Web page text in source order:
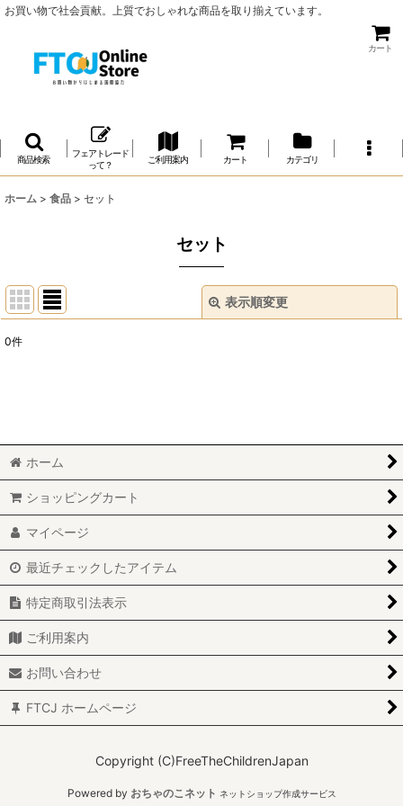
お買い物で社会貢献。上質でおしゃれな商品を取り揃えています。
カート
商品検索
フェアトレード
って？
ご利用案内 カート カテゴリ
ホーム > 食品 > セット
セット
表示順変更
0件
ホーム
ショッピングカート
マイページ
最近チェックしたアイテム
特定商取引法表示
ご利用案内
お問い合わせ
FTCJ ホームページ
Copyright (C)FreeTheChildrenJapan
Powered by おちゃのこネット ネットショップ作成サービス